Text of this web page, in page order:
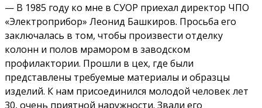
— В 1985 году ко мне в СУОР приехал директор ЧПО
«Электроприбор» Леонид Башкиров. Просьба его
заключалась в том, чтобы произвести отделку
колонн и полов мрамором в заводском
профилактории. Прошли в цех, где были
представлены требуемые материалы и образцы
изделий. К нам присоединился молодой человек лет
30, очень приятной наружности. Звали его